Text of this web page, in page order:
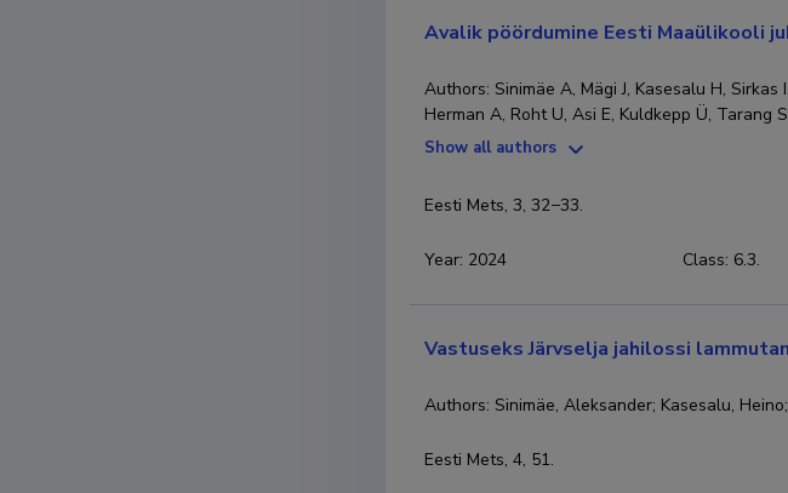
Avalik pöördumine Eesti Maaülikooli
Authors: Sinimäe A, Mägi J, Kasesalu H, Sirkas
Herman A, Roht U, Asi E, Kuldkepp Ü, Tarang
Show all authors
Eesti Mets, 3, 32−33.
Year: 2024 Class: 6.3.
Vastuseks Järvselja jahilossi
Authors: Sinimäe, Aleksander; Kasesalu,
Eesti Mets, 4, 51.